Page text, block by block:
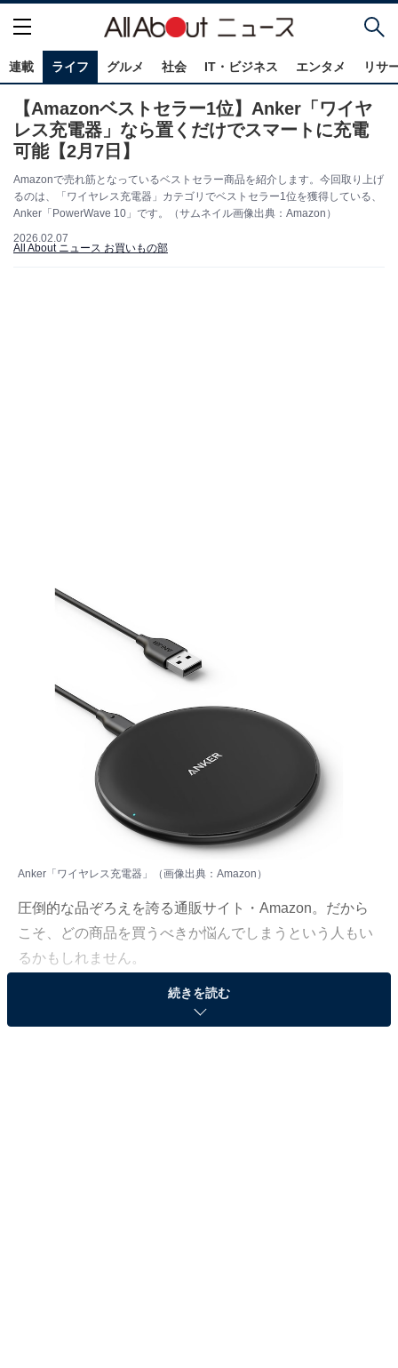
連載 ライフ グルメ 社会 IT・ビジネス エンタメ リサ
【Amazonベストセラー1位】Anker「ワイヤ
レス充電器」なら置くだけでスマートに充電
可能【2月7日】
Amazonで売れ筋となっているベストセラー商品を紹介します。今回取り上げ
るのは、「ワイヤレス充電器」カテゴリでベストセラー1位を獲得している、
Anker「PowerWave 10」です。（サムネイル画像出典：Amazon）
2026.02.07
All About ニュース お買いもの部
Anker「ワイヤレス充電器」（画像出典：Amazon）
圧倒的な品ぞろえを誇る通販サイト・Amazon。だから
こそ、どの商品を買うべきか悩んでしまうという人もい
るかもしれません。
そんな人に向けて、Amazonで売れ筋ランキング1位を獲
続きを読む